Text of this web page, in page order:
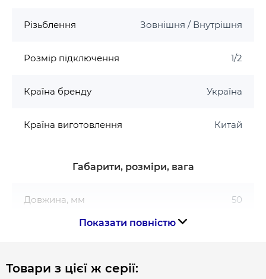
Різьблення Зовнішня / Внутрішня
Розмір підключення 1/2
Країна бренду Україна
Країна виготовлення Китай
Габарити, розміри, вага
Довжина, мм 50
Показати повністю
Товари з цієї ж серії: